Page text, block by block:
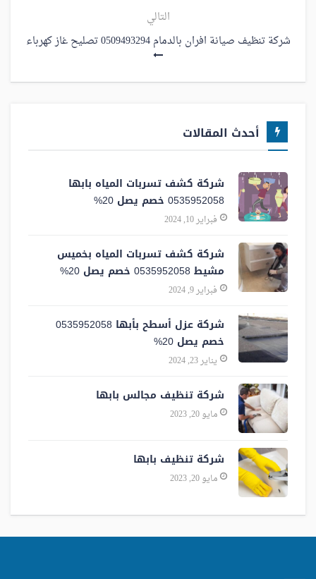
التالي
شركة تنظيف صيانة افران بالدمام 0509493294 تصليح غاز كهرباء
أحدث المقالات
شركة كشف تسربات المياه بابها
0535952058 خصم يصل 20%
فبراير 10, 2024
شركة كشف تسربات المياه بخميس
مشيط 0535952058 خصم يصل 20%
فبراير 9, 2024
شركة عزل أسطح بأبها 0535952058
خصم يصل 20%
يناير 23, 2024
شركة تنظيف مجالس بابها
مايو 20, 2023
شركة تنظيف بابها
مايو 20, 2023